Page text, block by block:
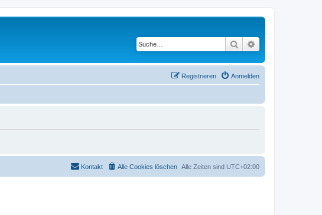
Suche
Anmelden
Registrieren
Alle Zeiten sind UTC+02:00
Alle Cookies löschen
Kontakt